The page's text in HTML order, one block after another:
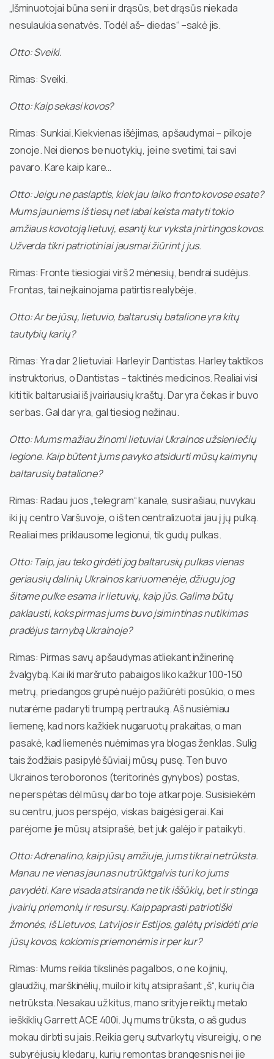
„Išminuotojai būna seni ir drąsūs, bet drąsūs niekada
nesulaukia senatvės. Todėl aš– diedas“ –sakė jis.
Otto: Sveiki.
Rimas: Sveiki.
Otto: Kaip sekasi kovos?
Rimas: Sunkiai. Kiekvienas išėjimas, apšaudymai – pilkoje
zonoje. Nei dienos be nuotykių, jei ne svetimi, tai savi
pavaro. Kare kaip kare…
Otto: Jeigu ne paslaptis, kiek jau laiko fronto kovose esate?
Mums jauniems iš tiesų net labai keista matyti tokio
amžiaus kovotoją lietuvį, esantį kur vyksta įnirtingos kovos.
Užverda tikri patriotiniai jausmai žiūrint į jus.
Rimas: Fronte tiesiogiai virš 2 mėnesių, bendrai sudėjus.
Frontas, tai neįkainojama patirtis realybėje.
Otto: Ar be jūsų, lietuvio, baltarusių batalione yra kitų
tautybių karių?
Rimas: Yra dar 2 lietuviai: Harley ir Dantistas. Harley taktikos
instruktorius, o Dantistas – taktinės medicinos. Realiai visi
kiti tik baltarusiai iš įvairiausių kraštų. Dar yra čekas ir buvo
serbas. Gal dar yra, gal tiesiog nežinau.
Otto: Mums mažiau žinomi lietuviai Ukrainos užsieniečių
legione. Kaip būtent jums pavyko atsidurti mūsų kaimynų
baltarusių batalione?
Rimas: Radau juos „telegram“ kanale, susirašiau, nuvykau
iki jų centro Varšuvoje, o iš ten centralizuotai jau į jų pulką.
Realiai mes priklausome legionui, tik gudų pulkas.
Otto: Taip, jau teko girdėti jog baltarusių pulkas vienas
geriausių dalinių Ukrainos kariuomenėje, džiugu jog
šitame pulke esama ir lietuvių, kaip jūs. Galima būtų
paklausti, koks pirmas jums buvo įsimintinas nutikimas
pradėjus tarnybą Ukrainoje?
Rimas: Pirmas savų apšaudymas atliekant inžinerinę
žvalgybą. Kai iki maršruto pabaigos liko kažkur 100-150
metrų, priedangos grupė nuėjo pažiūrėti posūkio, o mes
nutarėme padaryti trumpą pertrauką. Aš nusiėmiau
liemenę, kad nors kažkiek nugaruotų prakaitas, o man
pasakė, kad liemenės nuėmimas yra blogas ženklas. Sulig
tais žodžiais pasipylė šūviai į mūsų pusę. Ten buvo
Ukrainos teroboronos (teritorinės gynybos) postas,
neperspėtas dėl mūsų darbo toje atkarpoje. Susisiekėm
su centru, juos perspėjo, viskas baigėsi gerai. Kai
parėjome jie mūsų atsiprašė, bet juk galėjo ir pataikyti.
Otto: Adrenalino, kaip jūsų amžiuje, jums tikrai netrūksta.
Manau ne vienas jaunas nutrūktgalvis turi ko jums
pavydėti. Kare visada atsiranda ne tik iššūkių, bet ir stinga
įvairių priemonių ir resursų. Kaip paprasti patriotiški
žmonės, iš Lietuvos, Latvijos ir Estijos, galėtų prisidėti prie
jūsų kovos, kokiomis priemonėmis ir per kur?
Rimas: Mums reikia tikslinės pagalbos, o ne kojinių,
glaudžių, marškinėlių, muilo ir kitų atsiprašant „š“, kurių čia
netrūksta. Nesakau už kitus, mano srityje reiktų metalo
ieškiklių Garrett ACE 400i. Jų mums trūksta, o aš gudus
mokau dirbti su jais. Reikia gerų sutvarkytų visureigių, o ne
subyrėjusių kledarų, kurių remontas brangesnis nei jie